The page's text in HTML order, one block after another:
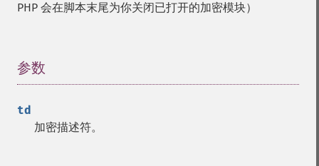
PHP 会在脚本末尾为你关闭已打开的加密模块）
参数
td
加密描述符。